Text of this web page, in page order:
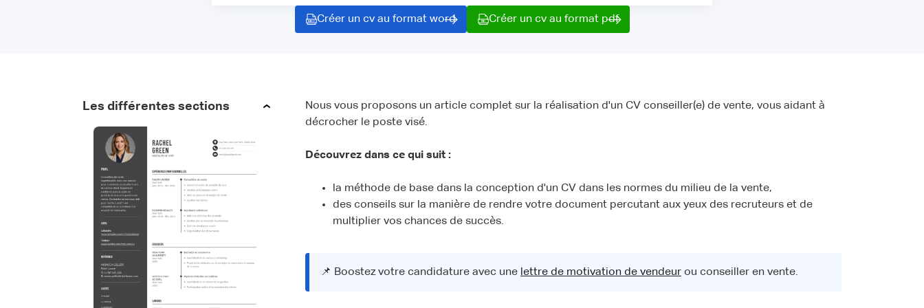
Créer un cv au format word Créer un cv au format pdf
Les différentes sections
Nous vous proposons un article complet sur la réalisation d'un CV conseiller(e) de vente, vous aidant à
décrocher le poste visé.
Découvrez dans ce qui suit :
la méthode de base dans la conception d'un CV dans les normes du milieu de la vente,
des conseils sur la manière de rendre votre document percutant aux yeux des recruteurs et de
multiplier vos chances de succès.
📌 Boostez votre candidature avec une lettre de motivation de vendeur ou conseiller en vente.